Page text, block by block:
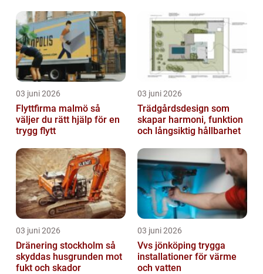
03 juni 2026
Flyttfirma malmö så
väljer du rätt hjälp för en
trygg flytt
03 juni 2026
Trädgårdsdesign som
skapar harmoni, funktion
och långsiktig hållbarhet
03 juni 2026
Dränering stockholm så
skyddas husgrunden mot
fukt och skador
03 juni 2026
Vvs jönköping trygga
installationer för värme
och vatten